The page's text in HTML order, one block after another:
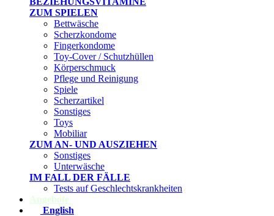
ZUM SPIELEN
Bettwäsche
Scherzkondome
Fingerkondome
Toy-Cover / Schutzhüllen
Körperschmuck
Pflege und Reinigung
Spiele
Scherzartikel
Sonstiges
Toys
Mobiliar
ZUM AN- UND AUSZIEHEN
Sonstiges
Unterwäsche
IM FALL DER FÄLLE
Tests auf Geschlechtskrankheiten
Angebote
English